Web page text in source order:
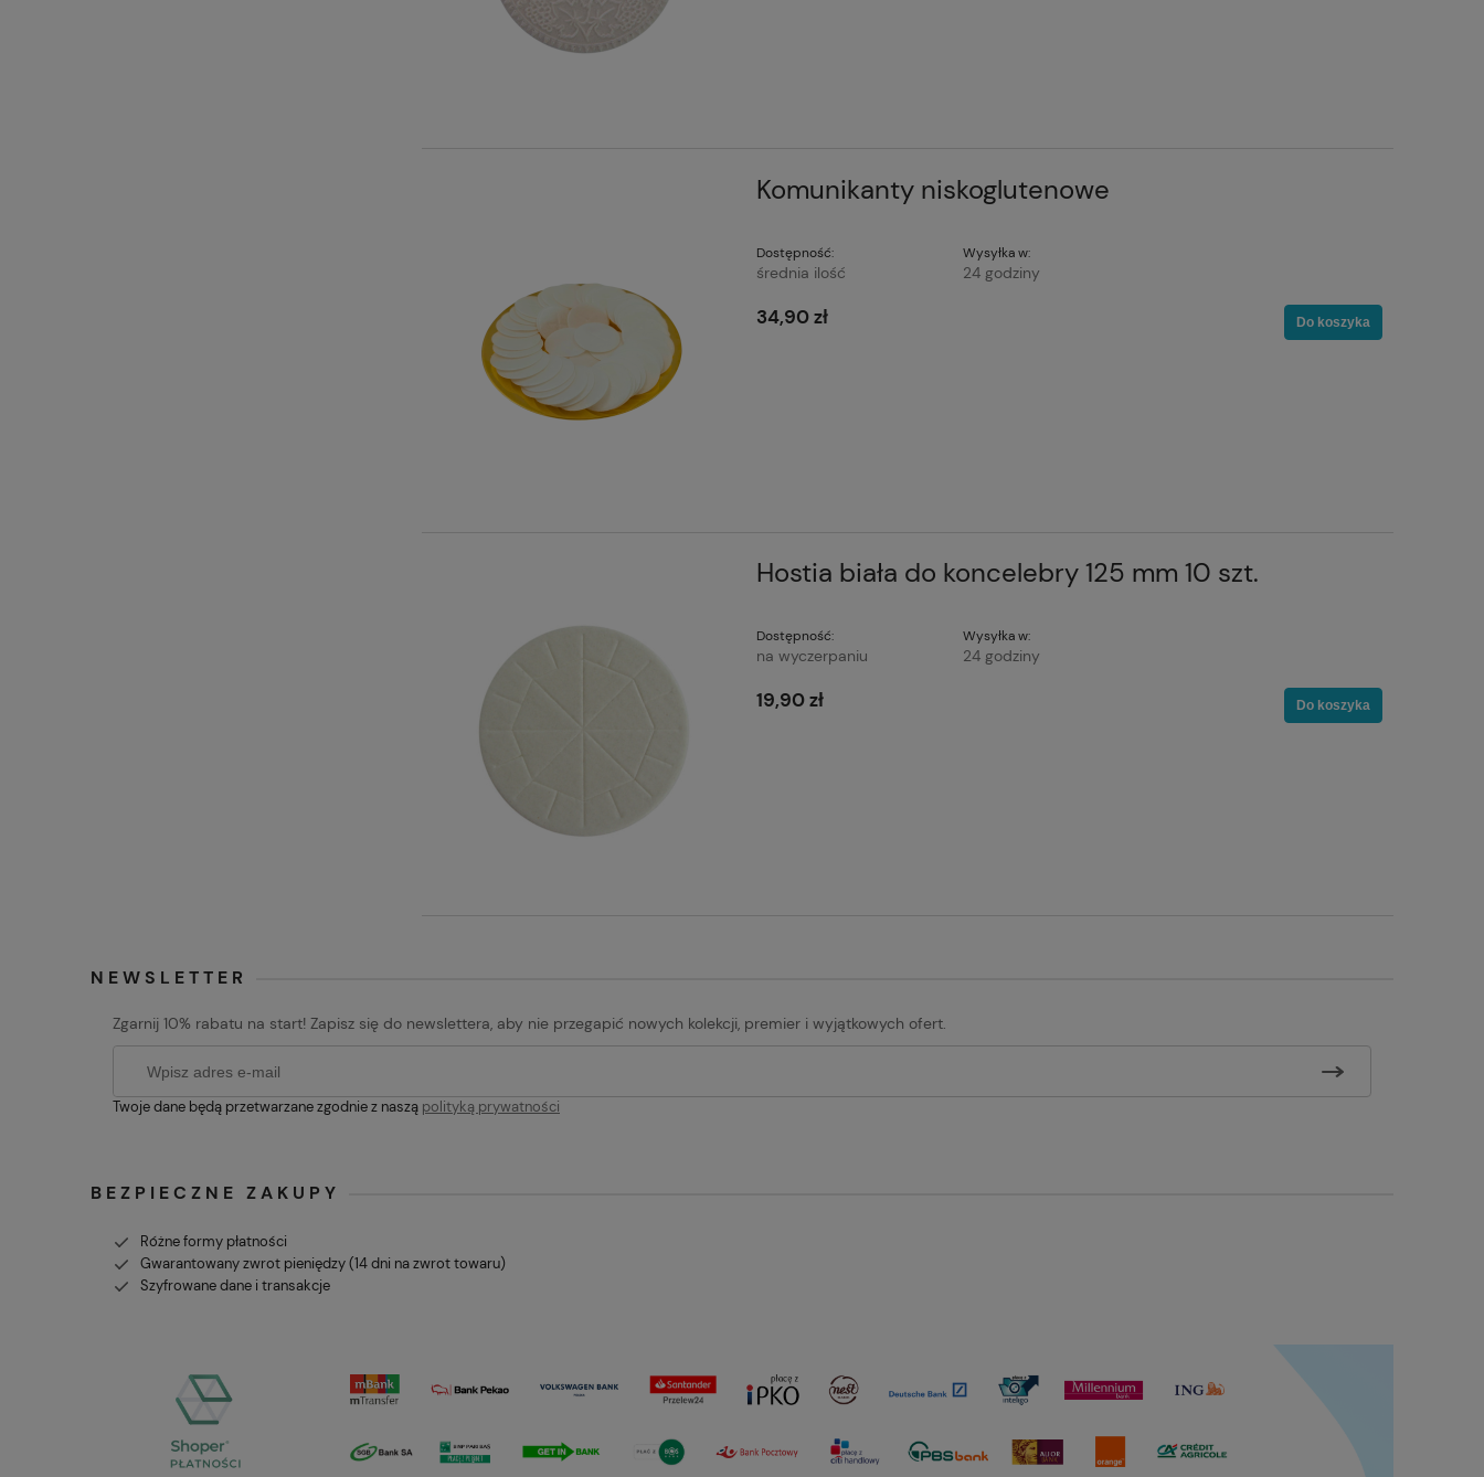
Komunikanty niskoglutenowe
Dostępność:
średnia ilość
Wysyłka w:
24 godziny
34,90 zł Do koszyka
Hostia biała do koncelebry 125 mm 10 szt.
Dostępność:
na wyczerpaniu
Wysyłka w:
24 godziny
19,90 zł Do koszyka
NEWSLETTER
Zgarnij 10% rabatu na start! Zapisz się do newslettera, aby nie przegapić nowych kolekcji, premier i wyjątkowych ofert.
Twoje dane będą przetwarzane zgodnie z naszą polityką prywatności
BEZPIECZNE ZAKUPY
Różne formy płatności
Gwarantowany zwrot pieniędzy (14 dni na zwrot towaru)
Szyfrowane dane i transakcje